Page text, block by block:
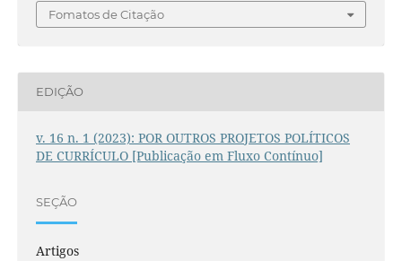
Fomatos de Citação
EDIÇÃO
v. 16 n. 1 (2023): POR OUTROS PROJETOS POLÍTICOS
DE CURRÍCULO [Publicação em Fluxo Contínuo]
SEÇÃO
Artigos